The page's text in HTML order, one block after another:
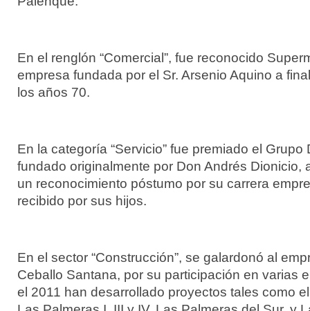
En el renglón “Comercial”, fue reconocido
empresa fundada por el Sr. Arsenio Aquino a
los años 70.
En la categoría “Servicio” fue premiado el Grupo
fundado originalmente por Don Andrés Dionicio,
un reconocimiento póstumo por su carrera
recibido por sus hijos.
En el sector “Construcción”, se galardonó al
Ceballo Santana, por su participación en varias
el 2011 han desarrollado proyectos tales como